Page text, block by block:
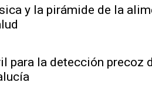
y la pirámide de la
para la detección precoz